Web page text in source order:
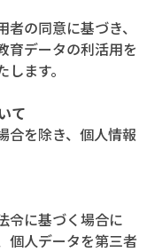
の同意に基づき、
育データの利活用を
ます。
て
合を除き、個人情報
令に基づく場合に
個人データを第三者